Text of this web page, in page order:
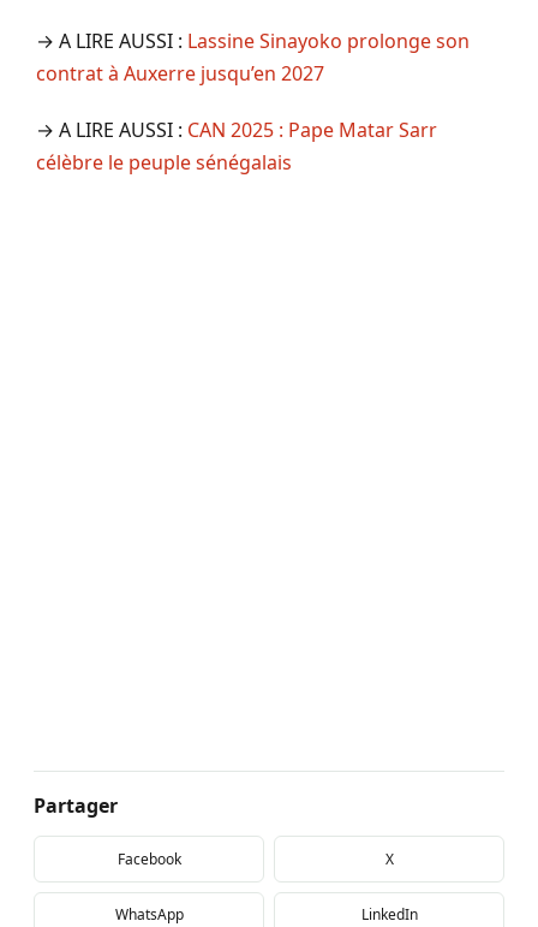
→ A LIRE AUSSI : Lassine Sinayoko prolonge son
contrat à Auxerre jusqu’en 2027
→ A LIRE AUSSI : CAN 2025 : Pape Matar Sarr
célèbre le peuple sénégalais
Partager
Facebook X
WhatsApp LinkedIn